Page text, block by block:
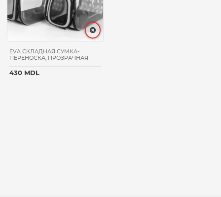
EVA СКЛАДНАЯ СУМКА-
ПЕРЕНОСКА, ПРОЗРАЧНАЯ
430 MDL